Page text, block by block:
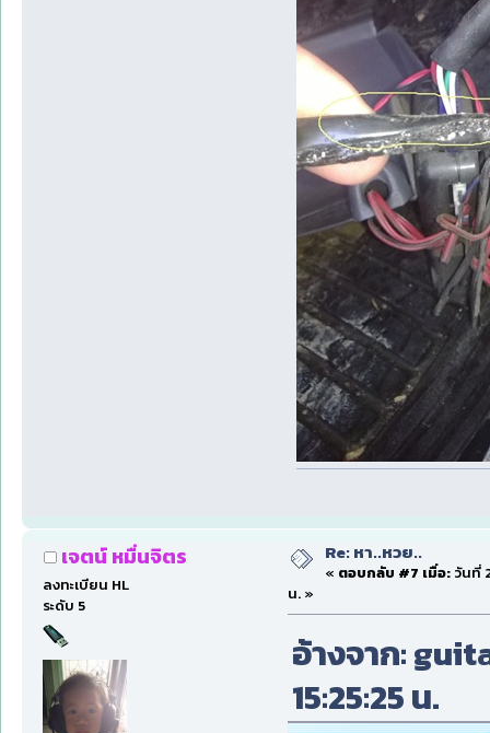
เจตน์ หมื่นจิตร
ลงทะเบียน HL
ระดับ 5
Re: หา..หวย..
« ตอบกลับ #7 เมื่อ:วันที่
น. »
อ้างจาก:
15:25:25 น.